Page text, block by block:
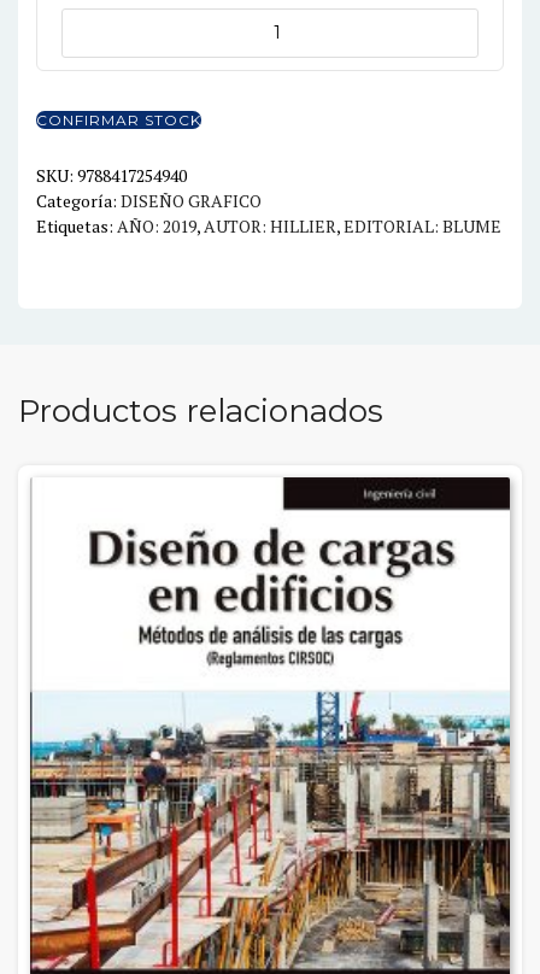
LAS
PARA
EL
DISEÑO
CONFIRMAR STOCK
SKU: 9788417254940
Categoría: DISEÑO GRAFICO
Etiquetas: AÑO: 2019, AUTOR: HILLIER,EDITORIAL: BLUME
Productos relacionados